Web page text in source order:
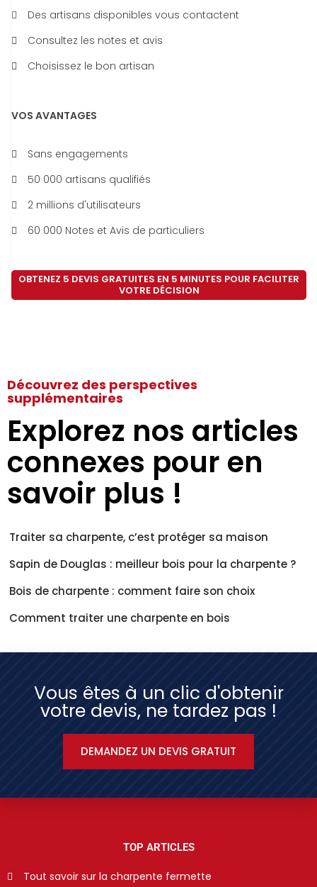
Des artisans disponibles vous contactent
Consultez les notes et avis
Choisissez le bon artisan
VOS AVANTAGES
Sans engagements
50 000 artisans qualifiés
2 millions d'utilisateurs
60 000 Notes et Avis de particuliers
OBTENEZ 5 DEVIS GRATUITES EN 5 MINUTES POUR FACILITER
VOTRE DÉCISION
Découvrez des perspectives
supplémentaires
Explorez nos articles
connexes pour en
savoir plus !
Traiter sa charpente, c’est protéger sa maison
Sapin de Douglas : meilleur bois pour la charpente ?
Bois de charpente : comment faire son choix
Comment traiter une charpente en bois
Vous êtes à un clic d'obtenir
votre devis, ne tardez pas !
DEMANDEZ UN DEVIS GRATUIT
TOP ARTICLES
Tout savoir sur la charpente fermette